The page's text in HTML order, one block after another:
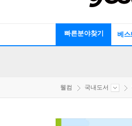
빠른분야찾기 베스
웰컴 국내도서